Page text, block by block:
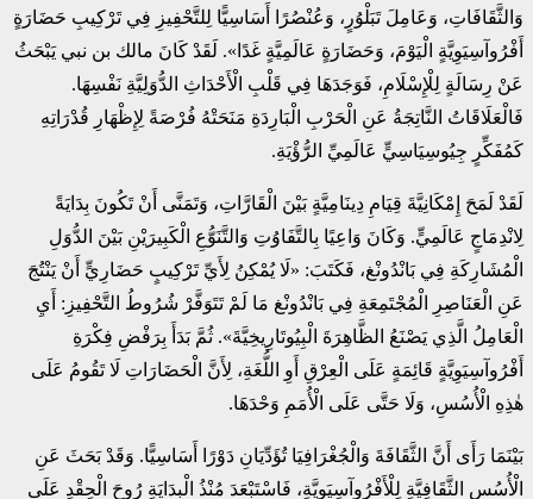
وَالثَّقَافَاتِ، وَعَامِلَ تَبَلْوُرٍ، وَعُنْصُرًا أَسَاسِيًّا لِلتَّحْفِيزِ فِي تَرْكِيبِ حَضَارَةٍ
أَفْرُوآسِيَوِيَّةٍ الْيَوْمَ، وَحَضَارَةٍ عَالَمِيَّةٍ غَدًا». لَقَدْ كَانَ مالك بن نبي يَبْحَثُ
عَنْ رِسَالَةٍ لِلْإِسْلَامِ، فَوَجَدَهَا فِي قَلْبِ الْأَحْدَاثِ الدُّوَلِيَّةِ نَفْسِهَا.
فَالْعَلَاقَاتُ النَّاتِجَةُ عَنِ الْحَرْبِ الْبَارِدَةِ مَنَحَتْهُ فُرْصَةً لِإِظْهَارِ قُدْرَاتِهِ
كَمُفَكِّرٍ جِيُوسِيَاسِيٍّ عَالَمِيِّ الرُّؤْيَةِ.
لَقَدْ لَمَحَ إِمْكَانِيَّةَ قِيَامِ دِينَامِيَّةٍ بَيْنَ الْقَارَّاتِ، وَتَمَنَّى أَنْ تَكُونَ بِدَايَةً
لِانْدِمَاجٍ عَالَمِيٍّ. وَكَانَ وَاعِيًا بِالتَّفَاوُتِ وَالتَّنَوُّعِ الْكَبِيرَيْنِ بَيْنَ الدُّوَلِ
الْمُشَارِكَةِ فِي بَانْدُونْغ، فَكَتَبَ: «لَا يُمْكِنُ لِأَيِّ تَرْكِيبٍ حَضَارِيٍّ أَنْ يَنْتُجَ
عَنِ الْعَنَاصِرِ الْمُجْتَمِعَةِ فِي بَانْدُونْغ مَا لَمْ تَتَوَفَّرْ شُرُوطُ التَّحْفِيزِ: أَيِ
الْعَامِلُ الَّذِي يَصْنَعُ الظَّاهِرَةَ الْبِيُوتَارِيخِيَّةَ». ثُمَّ بَدَأَ بِرَفْضِ فِكْرَةِ
أَفْرُوآسِيَوِيَّةٍ قَائِمَةٍ عَلَى الْعِرْقِ أَوِ اللُّغَةِ، لِأَنَّ الْحَضَارَاتِ لَا تَقُومُ عَلَى
هٰذِهِ الْأُسُسِ، وَلَا حَتَّى عَلَى الْأُمَمِ وَحْدَهَا.
بَيْنَمَا رَأَى أَنَّ الثَّقَافَةَ وَالْجُغْرَافِيَا تُؤَدِّيَانِ دَوْرًا أَسَاسِيًّا. وَقَدْ بَحَثَ عَنِ
الْأُسُسِ الثَّقَافِيَّةِ لِلْأَفْرُوآسِيَوِيَّةِ، فَاسْتَبْعَدَ مُنْذُ الْبِدَايَةِ رُوحَ الْحِقْدِ عَلَى